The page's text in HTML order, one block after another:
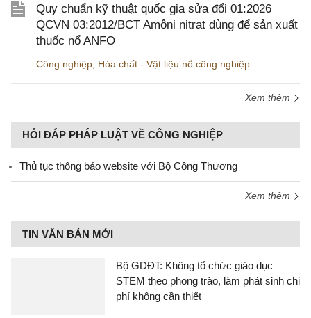
Quy chuẩn kỹ thuật quốc gia sửa đổi 01:2026
QCVN 03:2012/BCT Amôni nitrat dùng để sản xuất
thuốc nổ ANFO
Công nghiệp Hóa chất - Vật liệu nổ công nghiệp
Xem thêm
HỎI ĐÁP PHÁP LUẬT VỀ CÔNG NGHIỆP
Thủ tục thông báo website với Bộ Công Thương
Xem thêm
TIN VĂN BẢN MỚI
Bộ GDĐT: Không tổ chức giáo dục
STEM theo phong trào, làm phát sinh chi
phí không cần thiết